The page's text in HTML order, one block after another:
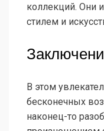
коллекций. Они
стилем и
В этом
бесконечных
наконец-то